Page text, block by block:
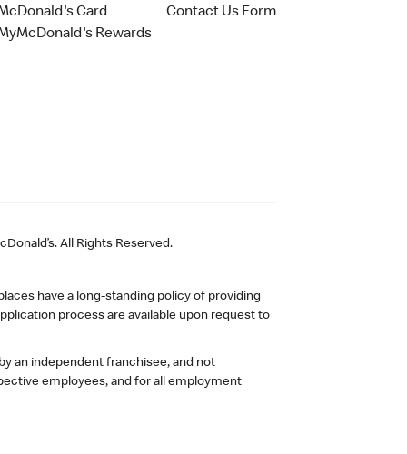
Card
Rewards
Contact Us Form
All Rights Reserved.
have a long-standing policy of providing
process are available upon request to
an independent franchisee, and not
employees, and for all employment